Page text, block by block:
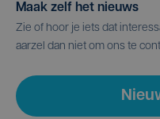
Maak zelf het nieuws
Zie of hoor je iets dat
aarzel dan niet om ons te